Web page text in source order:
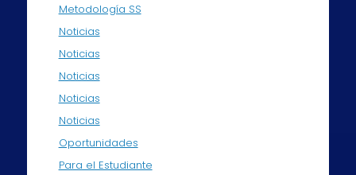
Metodología SS
Noticias
Noticias
Noticias
Noticias
Noticias
Oportunidades
Para el Estudiante